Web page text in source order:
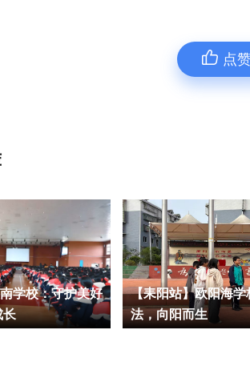
点
学校：守护美好
长
【耒阳站】欧阳海学
法，向阳而生